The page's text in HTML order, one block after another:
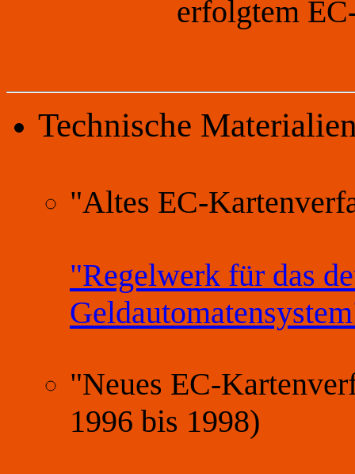
erfolgtem
Technische
"Altes EC-
"Regelwerk für das
"Neues EC-
1996 bis 1998)